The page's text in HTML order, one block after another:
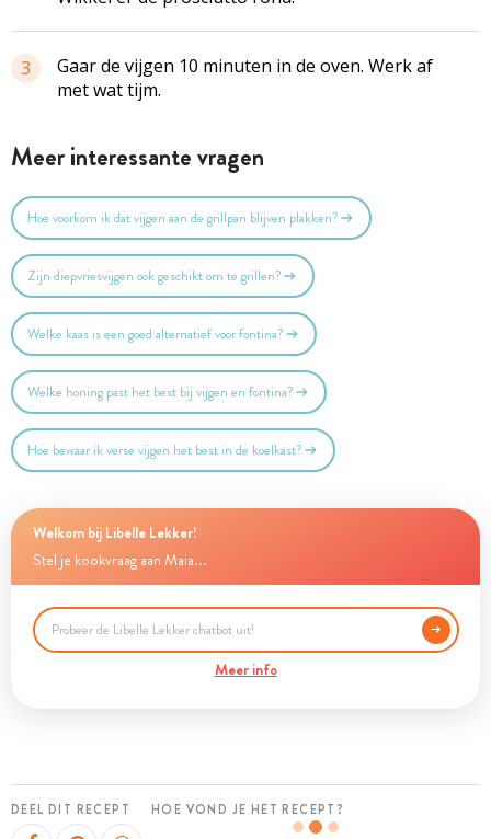
3
Gaar de vijgen 10 minuten in de oven. Werk af
met wat tijm.
Meer interessante vragen
Hoe voorkom ik dat vijgen aan de grillpan blijven plakken?
Zijn diepvriesvijgen ook geschikt om te grillen?
Welke kaas is een goed alternatief voor fontina?
Welke honing past het best bij vijgen en fontina?
Hoe bewaar ik verse vijgen het best in de koelkast?
Welkom bij Libelle Lekker!
Stel je kookvraag aan Maia...
Meer info
DEEL DIT RECEPT HOE VOND JE HET RECEPT?